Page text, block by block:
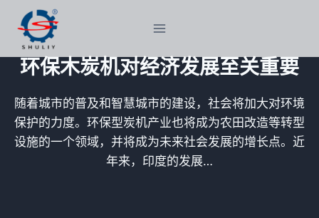
环保木炭机对经济发展至关重要
随着城市的普及和智慧城市的建设，社会将加大对环境
保护的力度。环保型炭机产业也将成为农田改造等转型
设施的一个领域，并将成为未来社会发展的增长点。近
年来，印度的发展…